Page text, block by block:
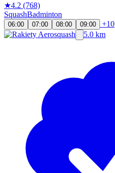
★4.2 (768)
SquashBadminton
06:00 07:00 08:00 09:00
+10
5.0 km